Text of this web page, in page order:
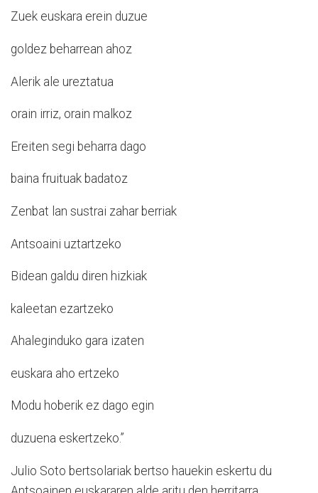
Zuek euskara erein duzue
goldez beharrean ahoz
Alerik ale ureztatua
orain irriz, orain malkoz
Ereiten segi beharra dago
baina fruituak badatoz
Zenbat lan sustrai zahar berriak
Antsoaini uztartzeko
Bidean galdu diren hizkiak
kaleetan ezartzeko
Ahaleginduko gara izaten
euskara aho ertzeko
Modu hoberik ez dago egin
duzuena eskertzeko.”
Julio Soto bertsolariak bertso hauekin eskertu du